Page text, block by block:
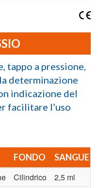
tappo a pressione,
determinazione
indicazione del
facilitare l’uso
FONDO SANGUE
Cilindrico
2,5 ml